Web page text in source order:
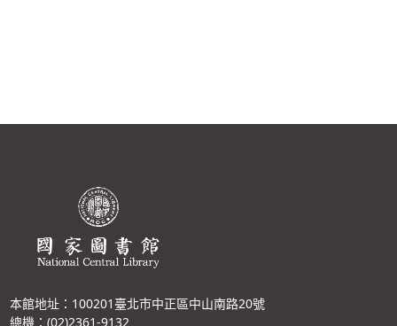
本館地址：100201臺北市中正區中山南路20號
總機：(02)2361-9132